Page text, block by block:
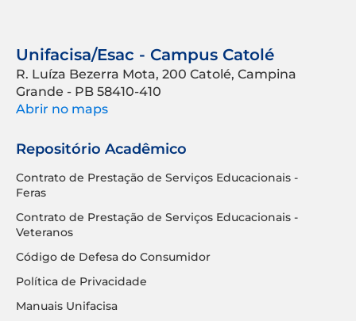
Unifacisa/Esac - Campus Catolé
R. Luíza Bezerra Mota, 200 Catolé, Campina
Grande - PB 58410-410
Abrir no maps
Repositório Acadêmico
Contrato de Prestação de Serviços Educacionais -
Feras
Contrato de Prestação de Serviços Educacionais -
Veteranos
Código de Defesa do Consumidor
Política de Privacidade
Manuais Unifacisa